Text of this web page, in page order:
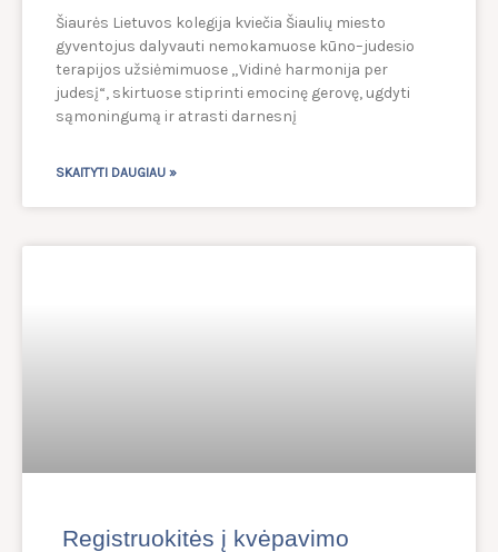
Šiaurės Lietuvos kolegija kviečia Šiaulių miesto
gyventojus dalyvauti nemokamuose kūno–judesio
terapijos užsiėmimuose „Vidinė harmonija per
judesį“, skirtuose stiprinti emocinę gerovę, ugdyti
sąmoningumą ir atrasti darnesnį
SKAITYTI DAUGIAU »
Registruokitės į kvėpavimo